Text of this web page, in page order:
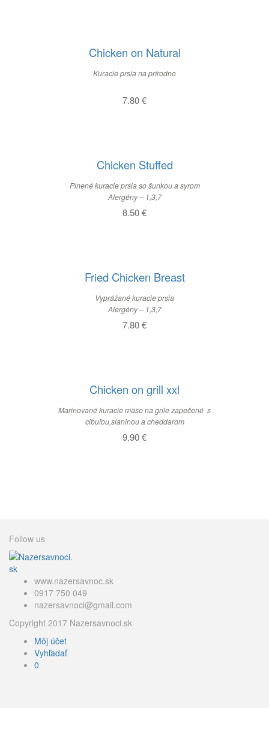
Chicken on Natural
Kuracie prsia na prírodno
7.80€
Chicken Stuffed
Plnené kuracie prsia so šunkou a syrom
Alergény – 1,3,7
8.50€
Fried Chicken Breast
Vyprážané kuracie prsia
Alergény – 1,3,7
7.80€
Chicken on grill xxl
Marinované kuracie mäso na grile zapečené s
cibuľou,slaninou a cheddarom
9.90€
Follow us
www.nazersavnoc.sk
0917 750 049
nazersavnoci@gmail.com
Copyright 2017 Nazersavnoci.sk
Môj účet
Vyhľadať
0